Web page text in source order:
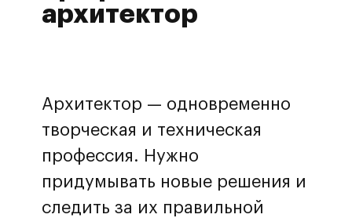
архитектор
Архитектор — одновременно
творческая и техническая
профессия. Нужно
придумывать новые решения и
следить за их правильной